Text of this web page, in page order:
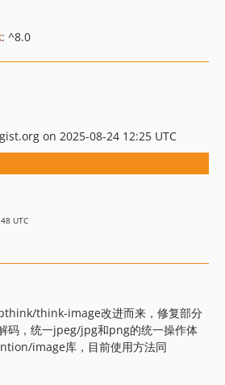
: ^8.0
on 2025-08-24 12:25 UTC
UTC
think-image改进而来，修复部分
码，统一jpeg/jpg和png的统一操作体
image库，目前使用方法同